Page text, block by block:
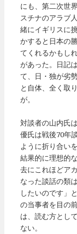
にも、第二次世
スチナのアラブ
緒にイギリスに
かすると日本の
てくれるかもし
があった。日記
て、日・独が劣
と自体、全く取
が。
対談者の山内氏
優氏は戦後70年
ように折り合い
結果的に理想的
去にこれほどア
なった談話の類
したいのです」
の当事者を目の
は、読む方とし
ない。